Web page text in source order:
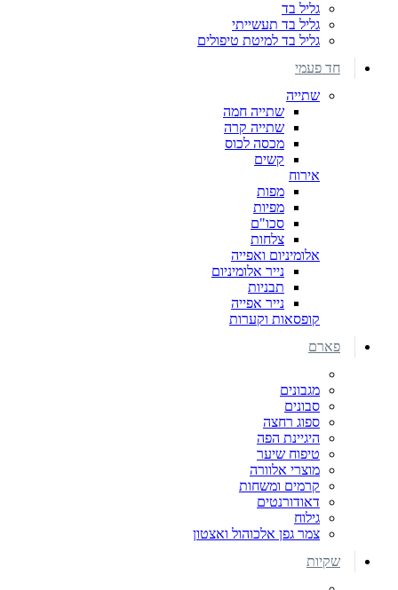
גליל בד
גליל בד תעשייתי
גליל בד למיטת טיפולים
חד פעמי
שתייה
שתייה חמה
שתייה קרה
מכסה לכוס
קשים
אירוח
מפות
מפיות
סכו"ם
צלחות
אלומיניום ואפייה
נייר אלומיניום
תבניות
נייר אפייה
קופסאות וקערות
פארם
מגבונים
סבונים
ספוג רחצה
היגיינת הפה
טיפוח שיער
מוצרי אלוורה
קרמים ומשחות
דאודורנטים
גילוח
צמר גפן אלכוהול ואצטון
שקיות